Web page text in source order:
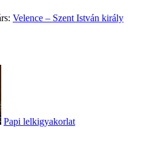
Velence – Szent István király
Papi lelkigyakorlat